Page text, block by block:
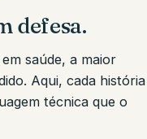
defesa.
saúde, a maior
Aqui, cada história
técnica que o